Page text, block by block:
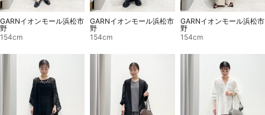
GARNイオンモール浜松市
野
154cm
GARNイオンモール浜松市
野
154cm
GARNイオンモール浜松市
野
154cm